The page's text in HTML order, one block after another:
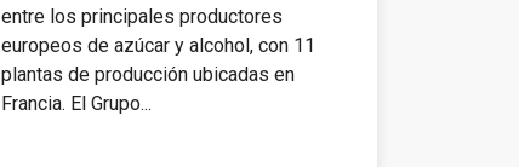
entre los principales productores
europeos de azúcar y alcohol, con 11
plantas de producción ubicadas en
Francia. El Grupo...